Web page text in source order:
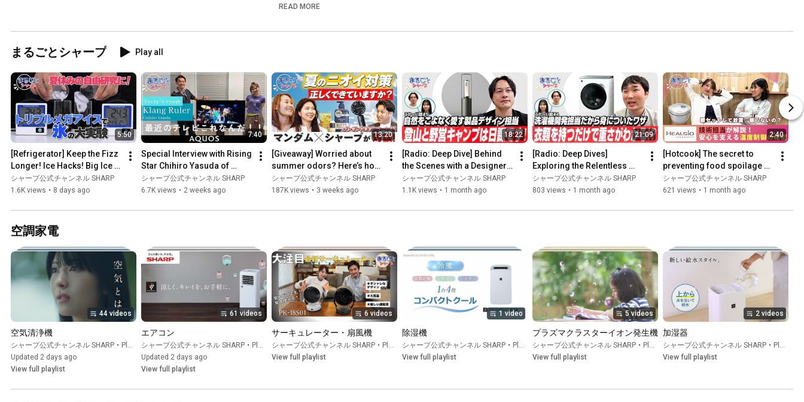
AI」も体験！
豊かになる新機能に、思わず驚きと笑顔があふれます。
な言葉が詰まった内容に。ここでしか聞けない特別対談をお楽
しみください
#アバンギャルディ#SHARP#シャープ#AQUOS#25周年
#液晶テレビ#有機ELテレビ#テレビ
--------------------------------------
≪シャープに関するリンク集≫
https://jp.sharp/
https://x.com/SHARP_JP
https://www.instagram.com/sharp_japan/
https://www.facebook.com/SHARP.Japan
--------------------------------------
READ MORE
まるごとシャープ Play all
5:50
[Refrigerator] Keep the Fizz
Longer! Ice Hacks! Big Ice
vs. Small Ice Experiment:
SHARP
シャープ公式チャンネル SHARP
1.6K views • 8 days ago
7:40
Special Interview with Rising
Star Chihiro Yasuda of
Klang Ruler: Sharp
シャープ公式チャンネル SHARP
6.7K views • 2 weeks ago
13:20
[Giveaway] Worried about
summer odors? Here’s how
you can tackle them today!
[Mandom Collaboratio...
シャープ公式チャンネル SHARP
187K views • 3 weeks ago
18:22
[Radio: Deep Dive] Behind
the Scenes with a Designer
Who Lives for Camping and
Hiking: SHARP
シャープ公式チャンネル SHARP
1.1K views • 1 month ago
21:09
[Radio: Deep Dives]
Exploring the Relentless
Pursuit of "Drying x Energy
Efficiency" in Washer-Dr...
シャープ公式チャンネル SHARP
803 views • 1 month ago
2:40
[Hotcook] The secret to
preventing food spoilage
with a 15-hour timer: SHARP
シャープ公式チャンネル SHARP
621 views • 1 month ago
空調家電
44 videos
空気清浄機
シャープ公式チャンネル SHARP • Playlist
Updated 2 days ago
View full playlist
61 videos
エアコン
シャープ公式チャンネル SHARP • Playlist
Updated 2 days ago
View full playlist
6 videos
サーキュレーター・扇風機
シャープ公式チャンネル SHARP • Playlist
View full playlist
1 video
除湿機
シャープ公式チャンネル SHARP • Playlist
View full playlist
5 videos
プラズマクラスターイオン発生機
シャープ公式チャンネル SHARP • Playlist
View full playlist
2 videos
加湿器
シャープ公式チャンネル SHARP • Playlist
View full playlist